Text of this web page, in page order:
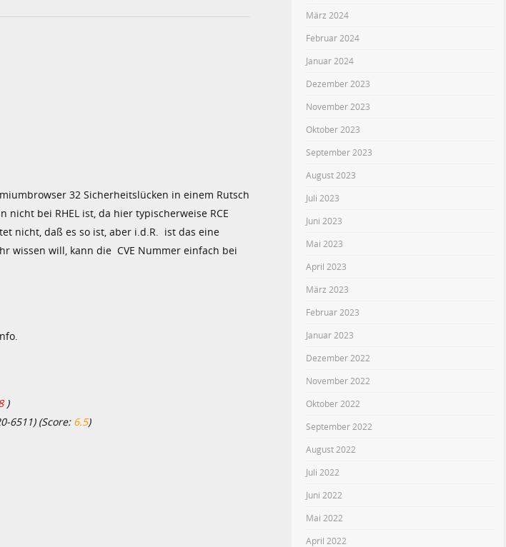
32 Sicherheitslücken in einem Rutsch
bei RHEL ist, da hier typischerweise RCE
nicht, daß es so ist, aber i.d.R. ist das eine
wissen will, kann die CVE Nummer einfach bei
)
6511) (Score: 6.5)
März 2024
Februar 2024
Januar 2024
Dezember 2023
November 2023
Oktober 2023
September 2023
August 2023
Juli 2023
Juni 2023
Mai 2023
April 2023
März 2023
Februar 2023
Januar 2023
Dezember 2022
November 2022
Oktober 2022
September 2022
August 2022
Juli 2022
Juni 2022
Mai 2022
April 2022